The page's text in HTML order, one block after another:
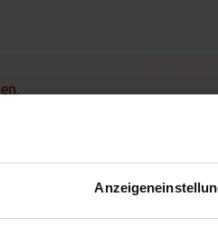
Kommentare vorhanden.